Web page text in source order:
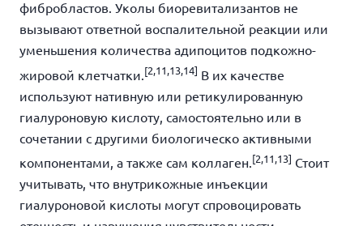
фибробластов. Уколы биоревитализантов не
вызывают ответной воспалительной реакции или
уменьшения количества адипоцитов подкожно-
жировой клетчатки. [2,11,13,14] В их качестве
используют нативную или ретикулированную
гиалуроновую кислоту, самостоятельно или в
сочетании с другими биологическо активными
компонентами, а также сам коллаген.[2,11,13] Стоит
учитывать, что внутрикожные инъекции
гиалуроновой кислоты могут спровоцировать